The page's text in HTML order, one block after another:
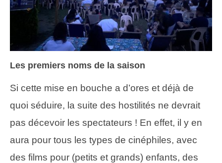
Les premiers noms de la saison
Si cette mise en bouche a d’ores et déjà de
quoi séduire, la suite des hostilités ne devrait
pas décevoir les spectateurs ! En effet, il y en
aura pour tous les types de cinéphiles, avec
des films pour (petits et grands) enfants, des